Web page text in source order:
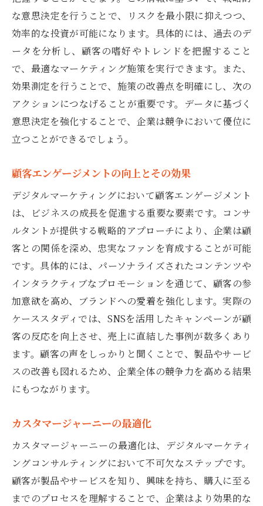
社会的責任とサステナビリティの考慮
企業成長を支えるデジタルマーケティングコン
サルの実例
成功事例から学ぶデジタル戦略の教訓
クライアントの課題解決へのアプローチ
業種別に見るデジタルコンサルの効果
中小企業向けのデジタル支援策
新興市場への進出事例
コンサルを活用したデジタル戦略の新たな可能
性
AIとビッグデータを活用した新戦略
顧客体験向上のための最新技術
デジタルプラットフォームの革新事例
マルチチャネル戦略の進化
新しいビジネスモデルの構築
サブスクリプションビジネスの拡大支援
クライアントとの信頼構築がコンサルの鍵とな
る理由
コミュニケーションスキルの向上方法
長期的なパートナーシップの形成
信頼を生むプロジェクトマネジメント
顧客満足度向上への取り組み
フィードバックループによる関係の深化
デジタルコンサルがもたらす市場分析の重要性
な意思決定を行うことで、リスクを最小限に抑えつつ、
効率的な投資が可能になります。具体的には、過去のデ
ータを分析し、顧客の嗜好やトレンドを把握すること
で、最適なマーケティング施策を実行できます。また、
効果測定を行うことで、施策の改善点を明確にし、次の
アクションにつなげることが重要です。データに基づく
意思決定を強化することで、企業は競争において優位に
立つことができるでしょう。
顧客エンゲージメントの向上とその効果
デジタルマーケティングにおいて顧客エンゲージメント
は、ビジネスの成長を促進する重要な要素です。コンサ
ルタントが提供する戦略的アプローチにより、企業は顧
客との関係を深め、忠実なファンを育成することが可能
です。具体的には、パーソナライズされたコンテンツや
インタラクティブなプロモーションを通じて、顧客の参
加意欲を高め、ブランドへの愛着を強化します。実際の
ケーススタディでは、SNSを活用したキャンペーンが顧
客の反応を向上させ、売上に直結した事例が数多くあり
ます。顧客の声をしっかりと聞くことで、製品やサービ
スの改善も図れるため、企業全体の競争力を高める結果
にもつながります。
カスタマージャーニーの最適化
カスタマージャーニーの最適化は、デジタルマーケティ
ングコンサルティングにおいて不可欠なステップです。
顧客が製品やサービスを知り、興味を持ち、購入に至る
までのプロセスを理解することで、企業はより効果的な